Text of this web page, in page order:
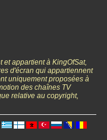
appartient à KingOfSat,
d'écran qui appartiennent
uniquement proposées à
des chaînes TV
relative au copyright,